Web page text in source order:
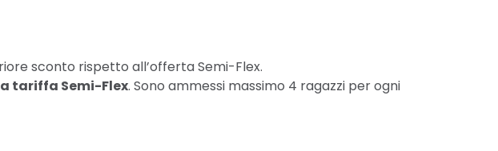
sconto rispetto all’offerta Semi-Flex.
tariffa Semi-Flex. Sono ammessi massimo 4 ragazzi per ogni